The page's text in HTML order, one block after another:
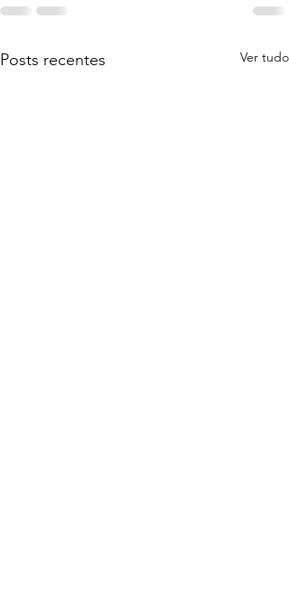
Posts recentes Ver tudo